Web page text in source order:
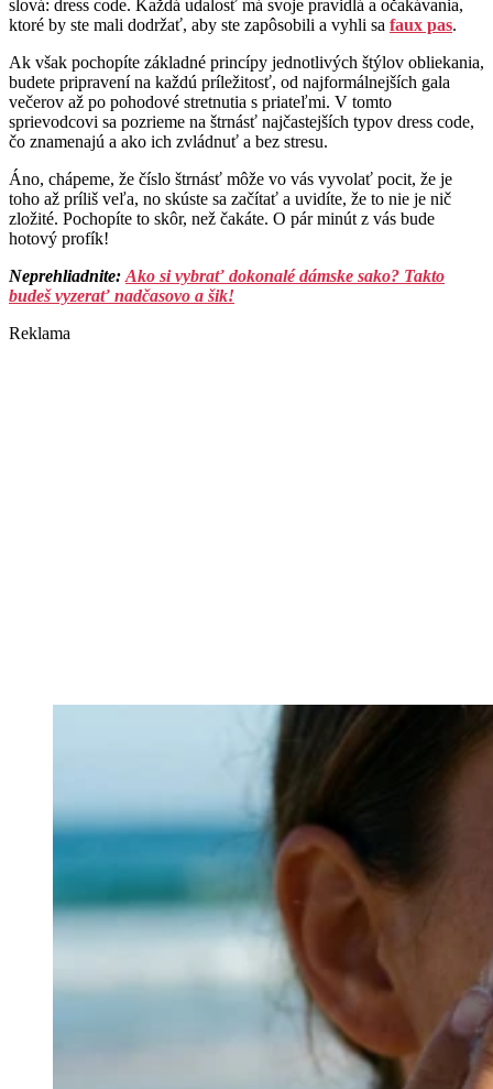
slová: dress code. Každá udalosť má svoje pravidlá a očakávania,
ktoré by ste mali dodržať, aby ste zapôsobili a vyhli sa faux pas.
Ak však pochopíte základné princípy jednotlivých štýlov obliekania,
budete pripravení na každú príležitosť, od najformálnejších gala
večerov až po pohodové stretnutia s priateľmi. V tomto
sprievodcovi sa pozrieme na štrnásť najčastejších typov dress code,
čo znamenajú a ako ich zvládnuť a bez stresu.
Áno, chápeme, že číslo štrnásť môže vo vás vyvolať pocit, že je
toho až príliš veľa, no skúste sa začítať a uvidíte, že to nie je nič
zložité. Pochopíte to skôr, než čakáte. O pár minút z vás bude
hotový profík!
Neprehliadnite:Ako si vybrať dokonalé dámske sako? Takto
budeš vyzerať nadčasovo a šik!
Reklama